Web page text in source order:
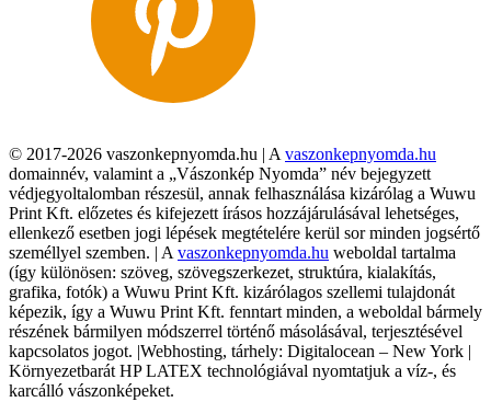
© 2017-2026 vaszonkepnyomda.hu | A vaszonkepnyomda.hu
domainnév, valamint a „Vászonkép Nyomda” név bejegyzett
védjegyoltalomban részesül, annak felhasználása kizárólag a Wuwu
Print Kft. előzetes és kifejezett írásos hozzájárulásával lehetséges,
ellenkező esetben jogi lépések megtételére kerül sor minden jogsértő
személlyel szemben. | A vaszonkepnyomda.hu weboldal tartalma
(így különösen: szöveg, szövegszerkezet, struktúra, kialakítás,
grafika, fotók) a Wuwu Print Kft. kizárólagos szellemi tulajdonát
képezik, így a Wuwu Print Kft. fenntart minden, a weboldal bármely
részének bármilyen módszerrel történő másolásával, terjesztésével
kapcsolatos jogot. |Webhosting, tárhely: Digitalocean – New York |
Környezetbarát HP LATEX technológiával nyomtatjuk a víz-, és
karcálló vászonképeket.